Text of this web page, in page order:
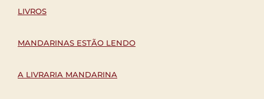
LIVROS
MANDARINAS ESTÃO LENDO
A LIVRARIA MANDARINA